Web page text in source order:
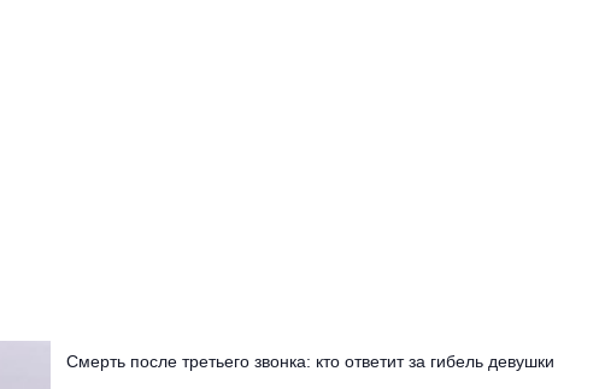
Смерть после третьего звонка: кто ответит за гибель девушки